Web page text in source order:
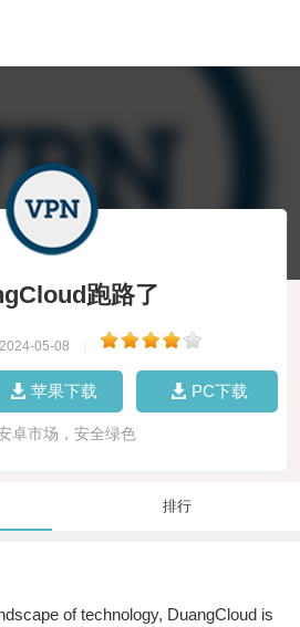
跑路了
05-08
苹果下载 PC下载
卓市场，安全绿色
排行
of technology, DuangCloud is